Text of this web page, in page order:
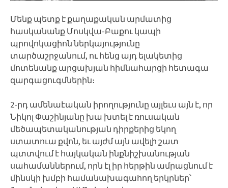
Մենք պետք է քաղաքական արմատից
հասկանանք Մոսկվա-Բաքու կապի
պրովոկացիոն ներկայությունը
տարծաշրջանում, ու հենց այդ ելակետից
մոտենանք արցախյան հիմնահարցի հետագա
զարգացուգմներին։
2-րդ ամենաէական իրողությունը այլեւս այն է, որ
Նիկոլ Փաշինյանը խա խտել է ռուսական
մեծապետականության դիրքերից եկող
ստատուա քվոն, եւ այժմ այն ավելի շատ
պտտվում է հայկական ինքնիշխանության
սահամաններում, որն էլ իր հերթին ամրացնում է
մինսկի խմբի համանախագահող երկրներ՝